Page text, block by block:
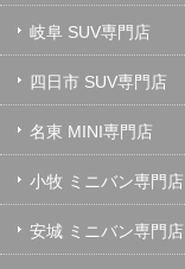
岐阜 SUV専門店
四日市 SUV専門店
名東 MINI専門店
小牧 ミニバン専門店
安城 ミニバン専門店